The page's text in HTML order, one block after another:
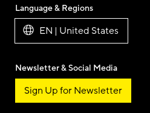
Language & Regions
EN | United States
Newsletter & Social Media
Sign Up for Newsletter